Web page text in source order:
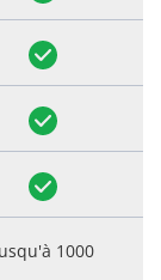
(voir exemple)
1000